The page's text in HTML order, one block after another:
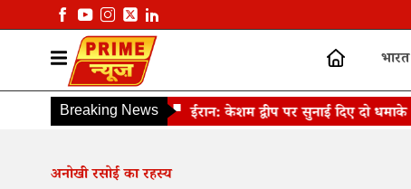
भारत
Breaking News ईरान: केशम द्वीप पर सुनाई दिए दो धमाके
अनोखी रसोई का रहस्य